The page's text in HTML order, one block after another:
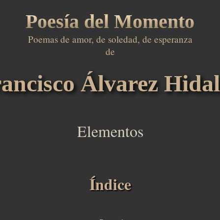
Poesía del Momento
Poemas de amor, de soledad, de esperanza
de
Álvarez
Elementos
Índice